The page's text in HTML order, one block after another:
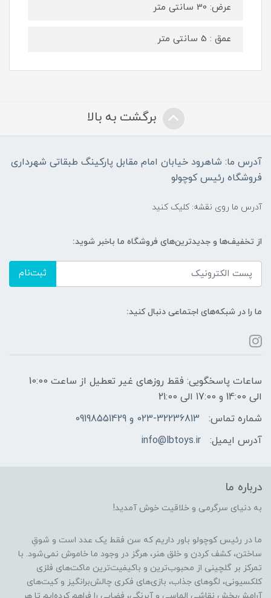
عرض: 30 سانتی متر
عمق : 5 سانتی متر
برگشت به بالا
آدرس ما: شاهرود خیابان امام مقابل پارکینگ طبقاتی شهرداری
فروشگاه رئیس کوچولو
آدرس ما روی نقشه: کلیک کنید
از تخفیف‌ها و جدیدترین‌های فروشگاه ما باخبر شوید:
ثبت‌نام
ما را در شبکه‌های اجتماعی دنبال کنید:
ساعات پاسخگویی: فقط روزهای غیر تعطیل از ساعت 10:00
الی 14:00 و 17:00 الی 21:00
شماره تماس:
023-32236813 و 09198551429
آدرس ایمیل:
info@lbtoys.ir
درباره ما
به دنیای سرگرمی و خلاقیت خوش آمدید!
ما در رئیس کوچولو باور داریم که سن فقط یک عدد است و شوقِ
ساختن، کشف کردن و خلق هنر، هرگز در وجود ما خاموش نمی‌شود. با
تمرکز بر گلچینی از محبوب‌ترین و باکیفیت‌ترین ماکت‌های فلزی
کلکسیونی، لگوهای جذاب، بازی‌های فکری چالش‌برانگیز و کیت‌های
آرامش‌بخش نقاشی الماسی و آبرنگی، فضایی را فراهم کرده‌ایم تا هر